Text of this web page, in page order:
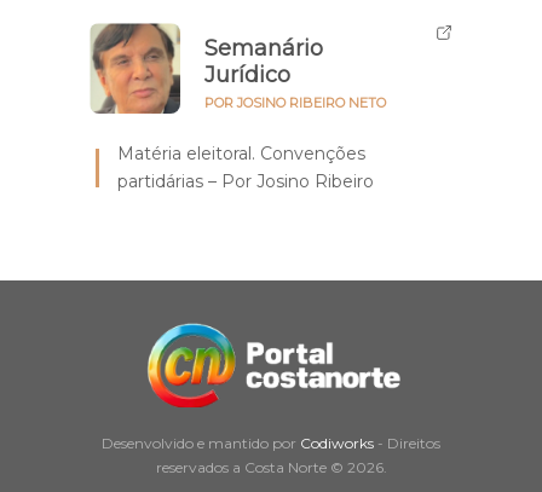
Semanário
Jurídico
POR JOSINO RIBEIRO NETO
Matéria eleitoral. Convenções
partidárias – Por Josino Ribeiro
Desenvolvido e mantido por Codiworks - Direitos
reservados a Costa Norte © 2026.